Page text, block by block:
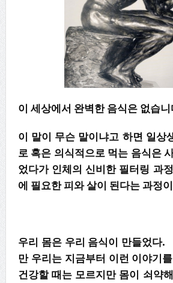
이 세상에서 완벽한 음식은 없습니
이 말이 무슨 말이냐고 하면 일상
로 혹은 의식적으로 먹는 음식은
었다가 인체의 신비한 필터링 과
에 필요한 피와 살이 된다는 과정
우리 몸은 우리 음식이 만들었다
만 우리는 지금부터 이런 이야기
건강할 때는 모르지만 몸이 쇠약